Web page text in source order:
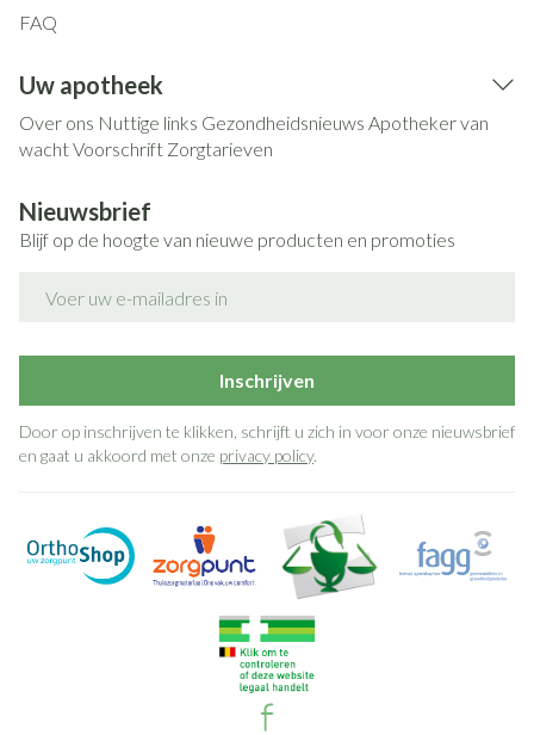
FAQ
Uw apotheek
Over ons Nuttige links Gezondheidsnieuws Apotheker van
wachtVoorschrift Zorgtarieven
Nieuwsbrief
Blijf op de hoogte van nieuwe producten en promoties
Inschrijven
Door op inschrijven te klikken, schrijft u zich in voor onze nieuwsbrief
en gaat u akkoord met onze privacy policy.